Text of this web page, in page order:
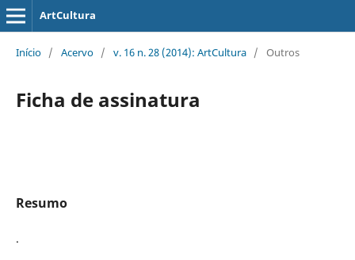
ArtCultura
Início / Acervo / v. 16 n. 28 (2014): ArtCultura / Outros
Ficha de assinatura
Resumo
.